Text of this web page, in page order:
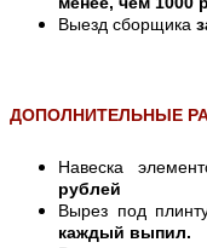
Выезд сборщика
ДОПОЛНИТЕЛЬНЫЕ
Навеска
рублей
Вырез под
каждый выпил.